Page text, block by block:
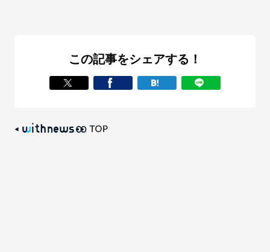
この記事をシェアする！